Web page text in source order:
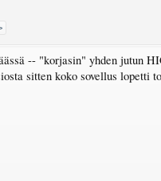
-- "korjasin" yhden jutun
sitten koko sovellus lopetti